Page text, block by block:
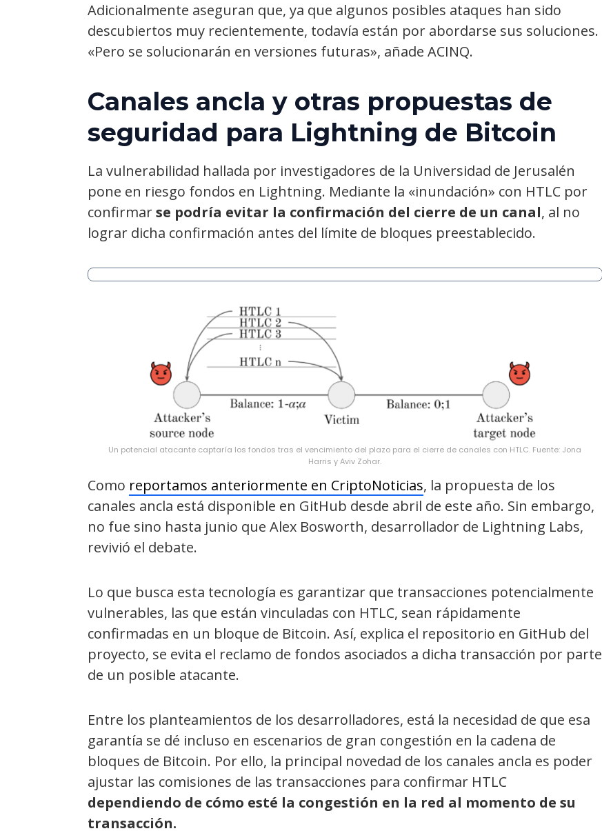
Adicionalmente aseguran que, ya que algunos posibles ataques han sido
descubiertos muy recientemente, todavía están por abordarse sus soluciones.
«Pero se solucionarán en versiones futuras», añade ACINQ.
Canales ancla y otras propuestas de
seguridad para Lightning de Bitcoin
La vulnerabilidad hallada por investigadores de la Universidad de Jerusalén
pone en riesgo fondos en Lightning. Mediante la «inundación» con HTLC por
confirmarse podría evitar la confirmación del cierre de un canal, al no
lograr dicha confirmación antes del límite de bloques preestablecido.
Un potencial atacante captaría los fondos tras el vencimiento del plazo para el cierre de canales con HTLC. Fuente: Jona
Harris y Aviv Zohar.
Como reportamos anteriormente en CriptoNoticias, la propuesta de los
canales ancla está disponible en GitHub desde abril de este año. Sin embargo,
no fue sino hasta junio que Alex Bosworth, desarrollador de Lightning Labs,
revivió el debate.
Lo que busca esta tecnología es garantizar que transacciones potencialmente
vulnerables, las que están vinculadas con HTLC, sean rápidamente
confirmadas en un bloque de Bitcoin. Así, explica el repositorio en GitHub del
proyecto, se evita el reclamo de fondos asociados a dicha transacción por parte
de un posible atacante.
Entre los planteamientos de los desarrolladores, está la necesidad de que esa
garantía se dé incluso en escenarios de gran congestión en la cadena de
bloques de Bitcoin. Por ello, la principal novedad de los canales ancla es poder
ajustar las comisiones de las transacciones para confirmar HTLC
dependiendo de cómo esté la congestión en la red al momento de su
transacción.